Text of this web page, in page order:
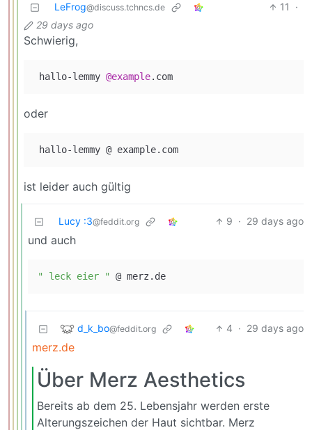
LeFrog@discuss.tchncs.de 11
·
29 days ago
Schwierig,
hallo-lemmy @example
oder
ist leider auch gültig
Lucy :3@feddit.org 9 · 29 days ago
und auch
" leck eier "
d_k_bo@feddit.org 4 · 29 days ago
merz.de
Über Merz Aesthetics
Bereits ab dem 25. Lebensjahr werden erste
Alterungszeichen der Haut sichtbar. Merz